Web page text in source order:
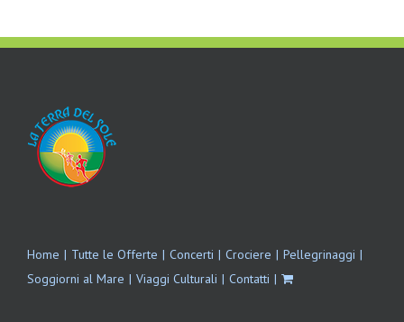
Home Tutte le Offerte Concerti Crociere
Pellegrinaggi
Soggiorni al Mare
Viaggi Culturali Contatti